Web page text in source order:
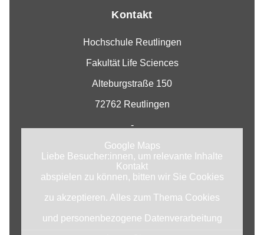
Kontakt
Hochschule Reutlingen
Fakultät Life Sciences
Alteburgstraße 150
72762 Reutlingen
-
Google Maps
Kontakt
Liebe Besucher:innen, um relevante Inhalte
abspielen zu können, bitten wir Sie Cookies
zu akzeptieren. Alles zum Thema Cookies
und personenbezogene Datenverarbeitung